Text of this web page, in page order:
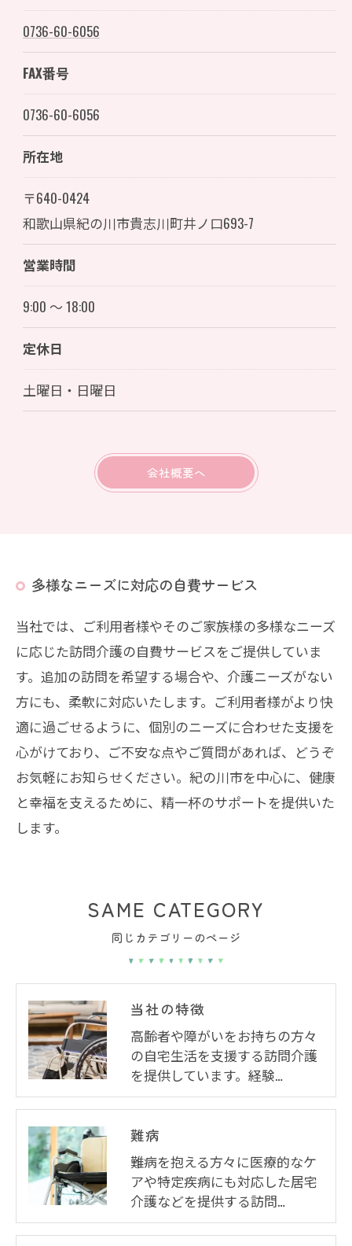
0736-60-6056
FAX番号
0736-60-6056
所在地
〒640-0424
和歌山県紀の川市貴志川町井ノ口693-7
営業時間
9:00 ～ 18:00
定休日
土曜日・日曜日
会社概要へ
多様なニーズに対応の自費サービス
当社では、ご利用者様やそのご家族様の多様なニーズ
に応じた訪問介護の自費サービスをご提供していま
す。追加の訪問を希望する場合や、介護ニーズがない
方にも、柔軟に対応いたします。ご利用者様がより快
適に過ごせるように、個別のニーズに合わせた支援を
心がけており、ご不安な点やご質問があれば、どうぞ
お気軽にお知らせください。紀の川市を中心に、健康
と幸福を支えるために、精一杯のサポートを提供いた
します。
同じカテゴリーのページ
SAME CATEGORY
当社の特徴
高齢者や障がいをお持ちの方々
の自宅生活を支援する訪問介護
を提供しています。経験…
難病
難病を抱える方々に医療的なケ
アや特定疾病にも対応した居宅
介護などを提供する訪問…